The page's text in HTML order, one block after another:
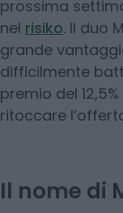
prossima
nel risiko. Il duo
grande
difficilmente
premio del
ritoccare
Il nome di